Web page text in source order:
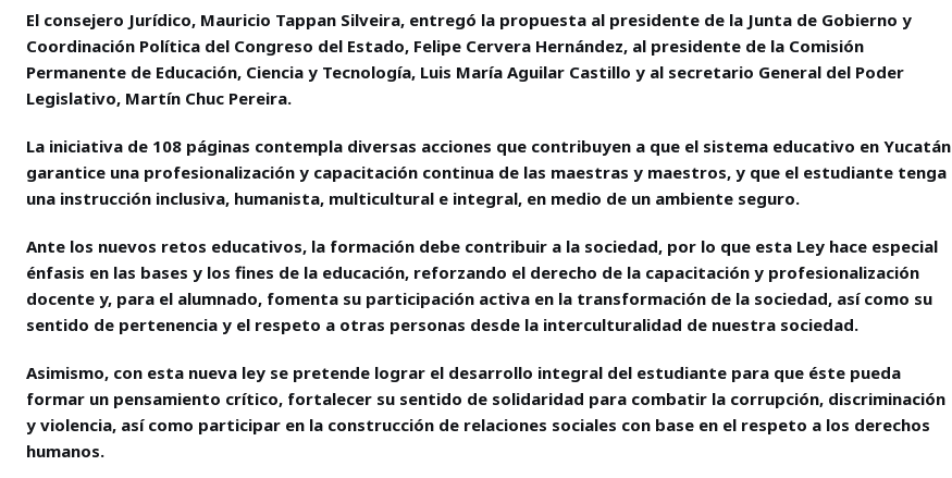
El consejero Jurídico, Mauricio Tappan Silveira, entregó la propuesta al presidente de la Junta de Gobierno y
Coordinación Política del Congreso del Estado, Felipe Cervera Hernández, al presidente de la Comisión
Permanente de Educación, Ciencia y Tecnología, Luis María Aguilar Castillo y al secretario General del Poder
Legislativo, Martín Chuc Pereira.
La iniciativa de 108 páginas contempla diversas acciones que contribuyen a que el sistema educativo en Yucatán
garantice una profesionalización y capacitación continua de las maestras y maestros, y que el estudiante tenga
una instrucción inclusiva, humanista, multicultural e integral, en medio de un ambiente seguro.
Ante los nuevos retos educativos, la formación debe contribuir a la sociedad, por lo que esta Ley hace especial
énfasis en las bases y los fines de la educación, reforzando el derecho de la capacitación y profesionalización
docente y, para el alumnado, fomenta su participación activa en la transformación de la sociedad, así como su
sentido de pertenencia y el respeto a otras personas desde la interculturalidad de nuestra sociedad.
Asimismo, con esta nueva ley se pretende lograr el desarrollo integral del estudiante para que éste pueda
formar un pensamiento crítico, fortalecer su sentido de solidaridad para combatir la corrupción, discriminación
y violencia, así como participar en la construcción de relaciones sociales con base en el respeto a los derechos
humanos.